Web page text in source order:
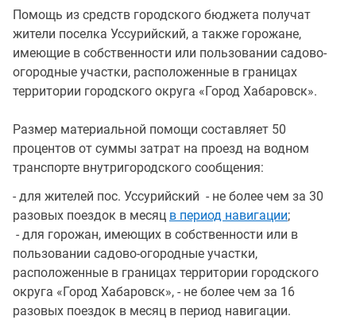
Помощь из средств городского бюджета получат
жители поселка Уссурийский, а также горожане,
имеющие в собственности или пользовании садово-
огородные участки, расположенные в границах
территории городского округа «Город Хабаровск».
Размер материальной помощи составляет 50
процентов от суммы затрат на проезд на водном
транспорте внутригородского сообщения:
- для жителей пос. Уссурийский - не более чем за 30
разовых поездок в месяц в период навигации;
- для горожан, имеющих в собственности или в
пользовании садово-огородные участки,
расположенные в границах территории городского
округа «Город Хабаровск», - не более чем за 16
разовых поездок в месяц в период навигации.